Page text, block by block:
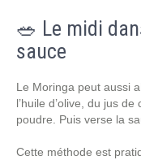
🥗 Le midi
sauce
Le Moringa peut aussi
l’huile d’olive, du jus
poudre. Puis verse la
Cette méthode est